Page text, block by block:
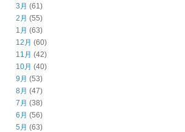
3月 (61)
2月 (55)
1月 (63)
12月 (60)
11月 (42)
10月 (40)
9月 (53)
8月 (47)
7月 (38)
6月 (56)
5月 (63)